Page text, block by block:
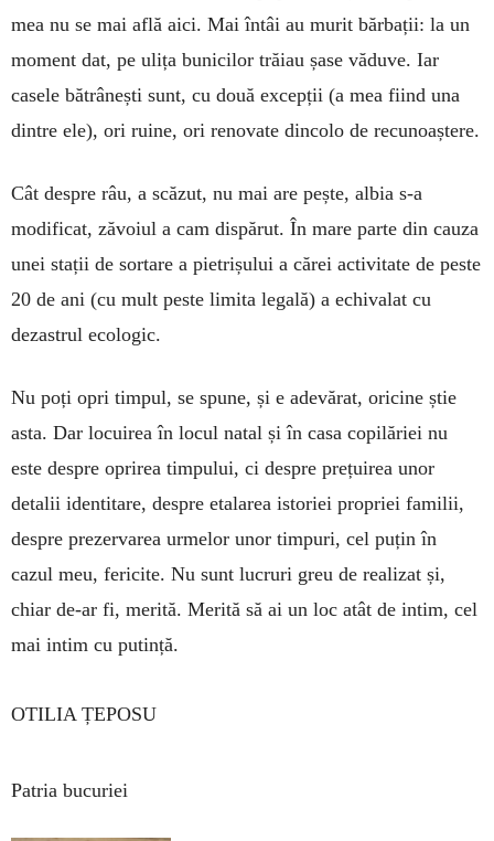
mea nu se mai află aici. Mai întâi au murit bărbații: la un
moment dat, pe ulița bunicilor trăiau șase văduve. Iar
casele bătrânești sunt, cu două excepții (a mea fiind una
dintre ele), ori ruine, ori renovate dincolo de recunoaștere.
Cât despre râu, a scăzut, nu mai are pește, albia s-a
modificat, zăvoiul a cam dispărut. În mare parte din cauza
unei stații de sortare a pietrișului a cărei activitate de peste
20 de ani (cu mult peste limita legală) a echivalat cu
dezastrul ecologic.
Nu poți opri timpul, se spune, și e adevărat, oricine știe
asta. Dar locuirea în locul natal și în casa copilăriei nu
este despre oprirea timpului, ci despre prețuirea unor
detalii identitare, despre etalarea istoriei propriei familii,
despre prezervarea urmelor unor timpuri, cel puțin în
cazul meu, fericite. Nu sunt lucruri greu de realizat și,
chiar de-ar fi, merită. Merită să ai un loc atât de intim, cel
mai intim cu putință.
OTILIA ȚEPOSU
Patria bucuriei